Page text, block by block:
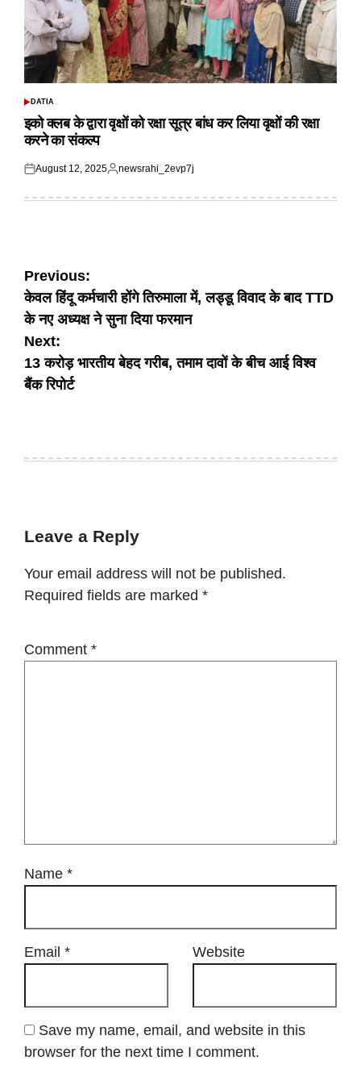
POSTED
DATIA
इको क्लब के द्वारा वृक्षों को रक्षा सूत्र बांध कर लिया वृक्षों की रक्षा
करने का संकल्प
Posted
August 12, 2025
Posted
newsrahi_2evp7j
Post
navigation
Previous:
केवल हिंदू कर्मचारी होंगे तिरुमाला में, लड्डू विवाद के बाद TTD
के नए अध्यक्ष ने सुना दिया फरमान
Next:
13 करोड़ भारतीय बेहद गरीब, तमाम दावों के बीच आई विश्व
बैंक रिपोर्ट
Leave a Reply
Your email address will not be published.
Required fields are marked *
Comment *
Name *
Email * Website
Save my name, email, and website in this
browser for the next time I comment.